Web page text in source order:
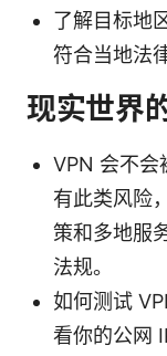
了解目标地
符合当地法
现实世界
VPN 会不会
有此类风险
策和多地服
法规。
如何测试
看你的公网